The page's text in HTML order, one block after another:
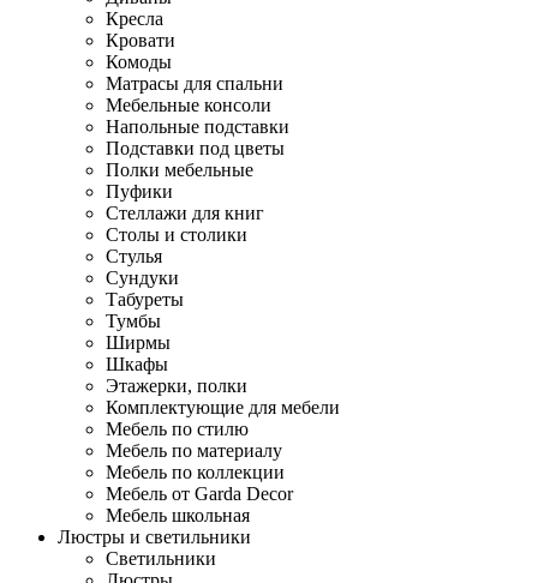
Кресла
Кровати
Комоды
Матрасы для спальни
Мебельные консоли
Напольные подставки
Подставки под цветы
Полки мебельные
Пуфики
Стеллажи для книг
Столы и столики
Стулья
Сундуки
Табуреты
Тумбы
Ширмы
Шкафы
Этажерки, полки
Комплектующие для мебели
Мебель по стилю
Мебель по материалу
Мебель по коллекции
Мебель от Garda Decor
Мебель школьная
Люстры и светильники
Светильники